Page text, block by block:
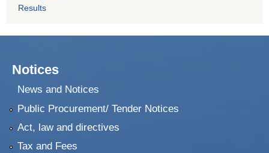
Results
Notices
News and Notices
Public Procurement/ Tender Notices
Act, law and directives
Tax and Fees